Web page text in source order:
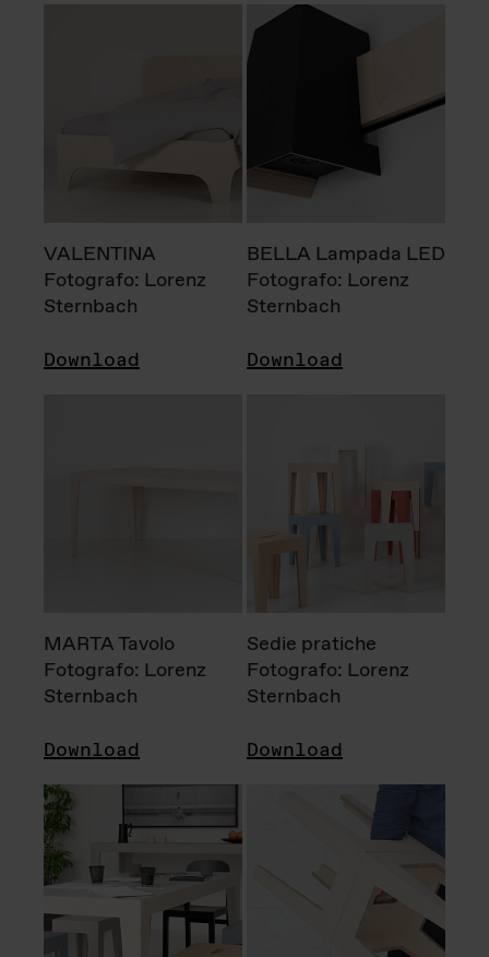
VALENTINA
Fotografo: Lorenz
Sternbach
Download
BELLA Lampada LED
Fotografo: Lorenz
Sternbach
Download
MARTA Tavolo
Fotografo: Lorenz
Sternbach
Download
Sedie pratiche
Fotografo: Lorenz
Sternbach
Download